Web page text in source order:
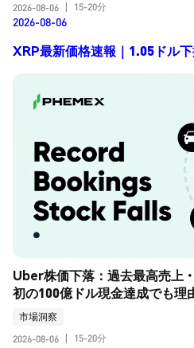
2026-08-06
15-20分
2026-08-06
XRP最新価格速報｜1.05ドル
Uber株価下落：過去最高売上・
初の100億ドル現金達成でも理
市場洞察
2026-08-06
15-20分